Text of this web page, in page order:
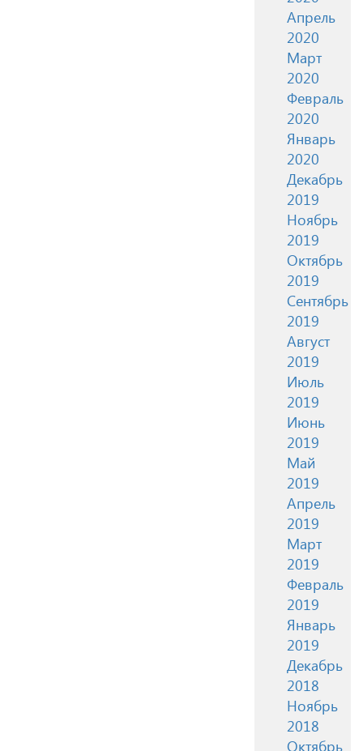
Апрель
2020
Март
2020
Февраль
2020
Январь
2020
Декабрь
2019
Ноябрь
2019
Октябрь
2019
Сентябрь
2019
Август
2019
Июль
2019
Июнь
2019
Май
2019
Апрель
2019
Март
2019
Февраль
2019
Январь
2019
Декабрь
2018
Ноябрь
2018
Октябрь